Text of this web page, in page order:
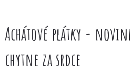
Achátové plátky -
chytne za srdce